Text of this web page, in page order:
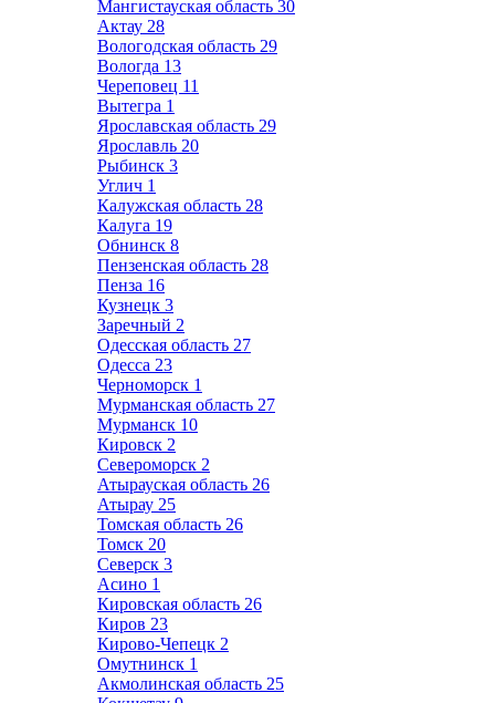
Мангистауская область 30
Актау 28
Вологодская область 29
Вологда 13
Череповец 11
Вытегра 1
Ярославская область 29
Ярославль 20
Рыбинск 3
Углич 1
Калужская область 28
Калуга 19
Обнинск 8
Пензенская область 28
Пенза 16
Кузнецк 3
Заречный 2
Одесская область 27
Одесса 23
Черноморск 1
Мурманская область 27
Мурманск 10
Кировск 2
Североморск 2
Атырауская область 26
Атырау 25
Томская область 26
Томск 20
Северск 3
Асино 1
Кировская область 26
Киров 23
Кирово-Чепецк 2
Омутнинск 1
Акмолинская область 25